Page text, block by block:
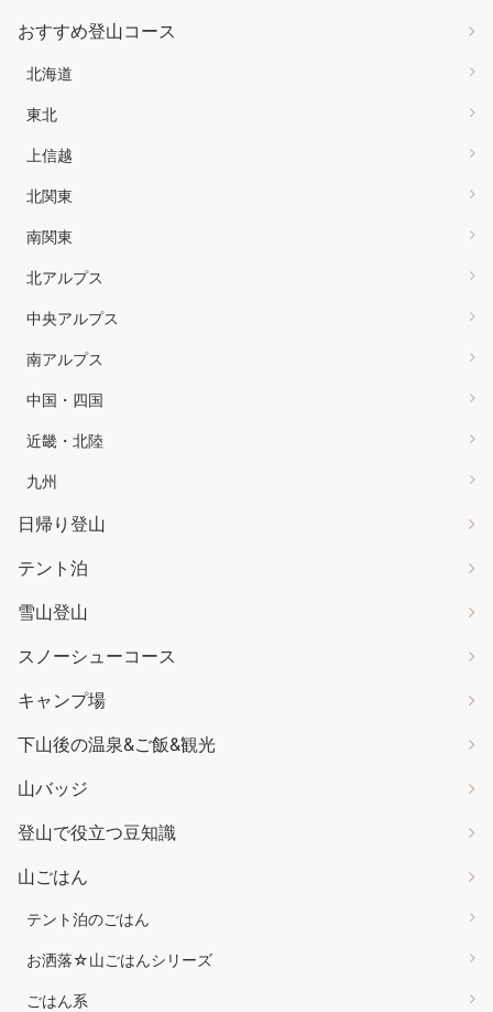
おすすめ登山コース
北海道
東北
上信越
北関東
南関東
北アルプス
中央アルプス
南アルプス
中国・四国
近畿・北陸
九州
日帰り登山
テント泊
雪山登山
スノーシューコース
キャンプ場
下山後の温泉&ご飯&観光
山バッジ
登山で役立つ豆知識
山ごはん
テント泊のごはん
お洒落☆山ごはんシリーズ
ごはん系